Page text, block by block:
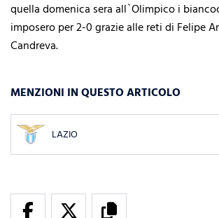
quella domenica sera all`Olimpico i
imposero per 2-0 grazie alle reti di Felipe
Candreva.
MENZIONI IN QUESTO ARTICOLO
LAZIO